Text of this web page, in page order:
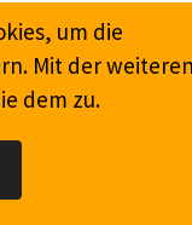
Präsente
um die
Mit der
dem zu.